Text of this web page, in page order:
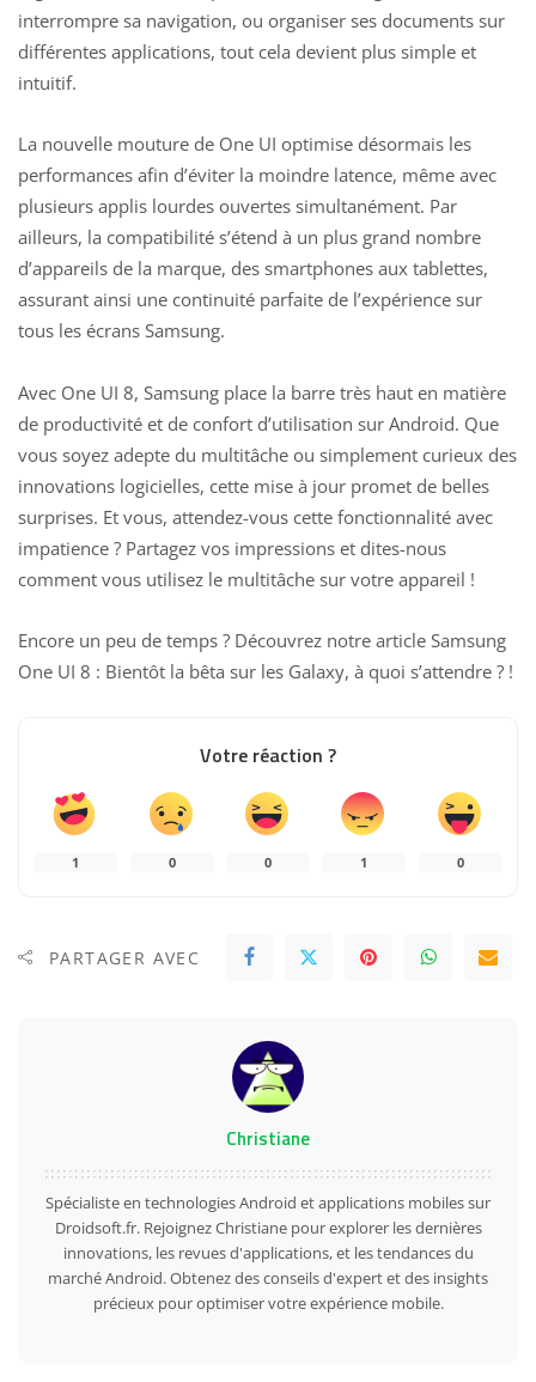
interrompre sa navigation, ou organiser ses documents sur
différentes applications, tout cela devient plus simple et
intuitif.
La nouvelle mouture de One UI optimise désormais les
performances afin d’éviter la moindre latence, même avec
plusieurs applis lourdes ouvertes simultanément. Par
ailleurs, la compatibilité s’étend à un plus grand nombre
d’appareils de la marque, des smartphones aux tablettes,
assurant ainsi une continuité parfaite de l’expérience sur
tous les écrans Samsung.
Avec One UI 8, Samsung place la barre très haut en matière
de productivité et de confort d’utilisation sur Android. Que
vous soyez adepte du multitâche ou simplement curieux des
innovations logicielles, cette mise à jour promet de belles
surprises. Et vous, attendez-vous cette fonctionnalité avec
impatience ? Partagez vos impressions et dites-nous
comment vous utilisez le multitâche sur votre appareil !
Encore un peu de temps ? Découvrez notre article Samsung
One UI 8 : Bientôt la bêta sur les Galaxy, à quoi s’attendre ? !
Votre réaction ?
1 0 0 1 0
PARTAGER AVEC
Christiane
Spécialiste en technologies Android et applications mobiles sur
Droidsoft.fr. Rejoignez Christiane pour explorer les dernières
innovations, les revues d'applications, et les tendances du
marché Android. Obtenez des conseils d'expert et des insights
précieux pour optimiser votre expérience mobile.